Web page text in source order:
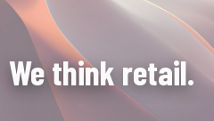
We think retail.